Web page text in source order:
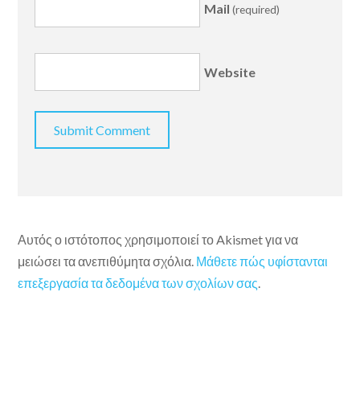
Mail (required)
Website
Αυτός ο ιστότοπος χρησιμοποιεί το Akismet για να
μειώσει τα ανεπιθύμητα σχόλια. Μάθετε πώς υφίστανται
επεξεργασία τα δεδομένα των σχολίων σας.